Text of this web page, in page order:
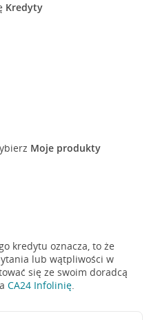
Kredyty
Moje produkty
kredytu oznacza, to że
lub wątpliwości w
się ze swoim doradcą
CA24 Infolinię.